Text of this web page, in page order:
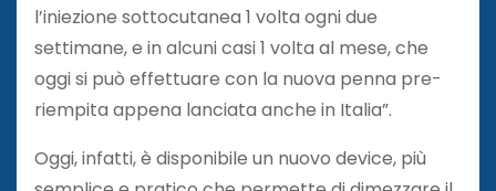
l’iniezione sottocutanea 1 volta ogni due
settimane, e in alcuni casi 1 volta al mese, che
oggi si può effettuare con la nuova penna pre-
riempita appena lanciata anche in Italia”.
Oggi, infatti, è disponibile un nuovo device, più